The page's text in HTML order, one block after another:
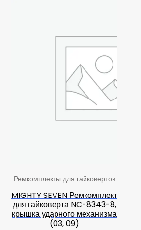
Ремкомплекты для гайковертов
MIGHTY SEVEN Ремкомплект
для гайковерта NC-8343-8,
крышка ударного механизма
(03, 09)